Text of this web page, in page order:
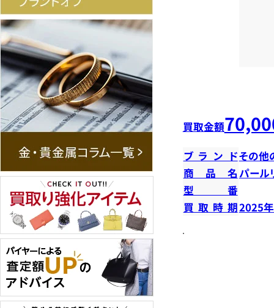
買取金額
ブランドその他
商品名 パール
型番
買取時期2025